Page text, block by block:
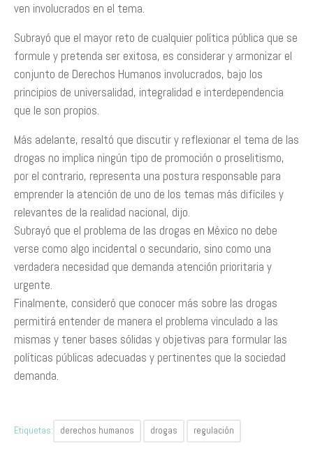
ven involucrados en el tema.
Subrayó que el mayor reto de cualquier política pública que se
formule y pretenda ser exitosa, es considerar y armonizar el
conjunto de Derechos Humanos involucrados, bajo los
principios de universalidad, integralidad e interdependencia
que le son propios.
Más adelante, resaltó que discutir y reflexionar el tema de las
drogas no implica ningún tipo de promoción o proselitismo,
por el contrario, representa una postura responsable para
emprender la atención de uno de los temas más difíciles y
relevantes de la realidad nacional, dijo.
Subrayó que el problema de las drogas en México no debe
verse como algo incidental o secundario, sino como una
verdadera necesidad que demanda atención prioritaria y
urgente.
Finalmente, consideró que conocer más sobre las drogas
permitirá entender de manera el problema vinculado a las
mismas y tener bases sólidas y objetivas para formular las
políticas públicas adecuadas y pertinentes que la sociedad
demanda.
Etiquetas: derechos humanos drogas regulación